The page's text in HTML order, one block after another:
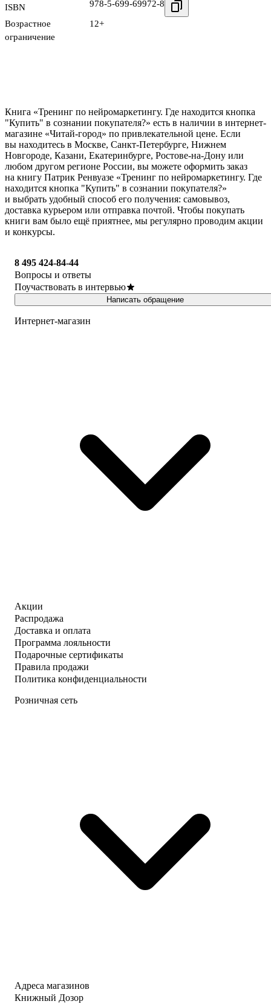
ISBN 978-5-699-69972-8
Возрастное
ограничение
12+
Книга «Тренинг по нейромаркетингу. Где находится кнопка
"Купить" в сознании покупателя?» есть в наличии в интернет-
магазине «Читай-город» по привлекательной цене. Если
вы находитесь в Москве, Санкт-Петербурге, Нижнем
Новгороде, Казани, Екатеринбурге, Ростове-на-Дону или
любом другом регионе России, вы можете оформить заказ
на книгу Патрик Ренвуазе «Тренинг по нейромаркетингу. Где
находится кнопка "Купить" в сознании покупателя?»
и выбрать удобный способ его получения: самовывоз,
доставка курьером или отправка почтой. Чтобы покупать
книги вам было ещё приятнее, мы регулярно проводим акции
и конкурсы.
8 495 424-84-44
Вопросы и ответы
Поучаствовать в интервью
Написать обращение
Интернет-магазин
Акции
Распродажа
Доставка и оплата
Программа лояльности
Подарочные сертификаты
Правила продажи
Политика конфиденциальности
Розничная сеть
Адреса магазинов
Книжный Дозор